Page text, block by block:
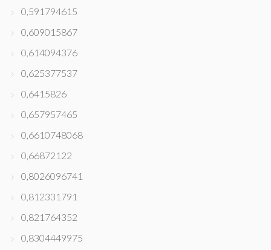
0,591794615
0,609015867
0,614094376
0,625377537
0,6415826
0,657957465
0,6610748068
0,66872122
0,8026096741
0,812331791
0,821764352
0,8304449975